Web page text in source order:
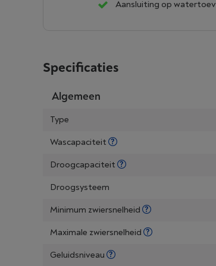
Aansluiting op
Specificaties
Algemeen
Type
Wascapaciteit
Droogcapaciteit
Droogsysteem
Minimum zwiersnelheid
Maximale zwiersnelheid
Geluidsniveau